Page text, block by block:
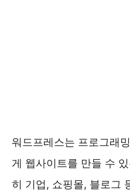
워드프레스는 프로그래
게 웹사이트를 만들 수
히 기업, 쇼핑몰, 블로그